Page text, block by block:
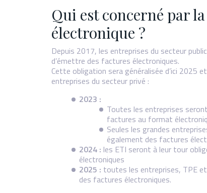
Qui est concerné par
électronique ?
Depuis 2017, les entreprises du secteur
d’émettre des factures électroniques.
Cette obligation sera généralisée d’ici 2025
entreprises du secteur privé :
2023 :
Toutes les entreprises
factures au format
Seules les grandes
également des factures
2024 : les ETI seront à leur tour
électroniques
2025 : toutes les entreprises, TPE
des factures électroniques.